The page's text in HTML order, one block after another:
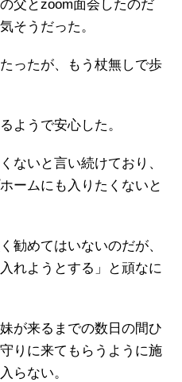
父とzoom面会したのだ
そうだった。
ったが、もう杖無しで歩
ようで安心した。
ないと言い続けており、
ームにも入りたくないと
勧めてはいないのだが、
れようとする」と頑なに
が来るまでの数日の間ひ
りに来てもらうように施
らない。